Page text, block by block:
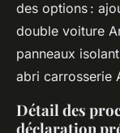
des options :
double voiture
panneaux
abri carrosserie
Détail des
déclaration